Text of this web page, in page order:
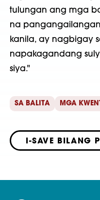
tulungan ang mga
na
kanila, ay nagbigay
napakagandang
siya."
SA BALITA MGA
I-SAVE BILANG